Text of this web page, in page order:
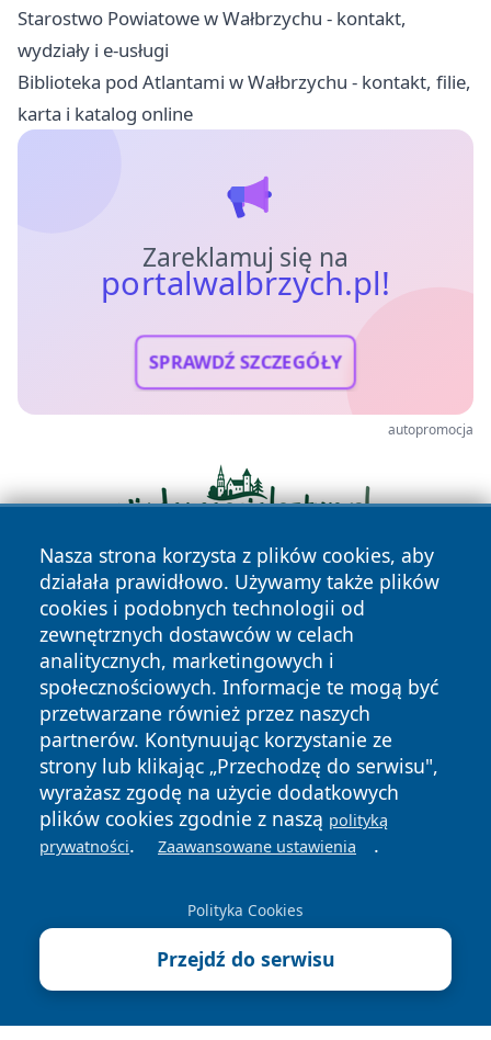
Starostwo Powiatowe w Wałbrzychu - kontakt,
wydziały i e-usługi
Biblioteka pod Atlantami w Wałbrzychu - kontakt, filie,
karta i katalog online
Zareklamuj się na
portalwalbrzych.pl!
SPRAWDŹ SZCZEGÓŁY
autopromocja
Nasza strona korzysta z plików cookies, aby
działała prawidłowo. Używamy także plików
cookies i podobnych technologii od
zewnętrznych dostawców w celach
analitycznych, marketingowych i
społecznościowych. Informacje te mogą być
przetwarzane również przez naszych
partnerów. Kontynuując korzystanie ze
strony lub klikając „Przechodzę do serwisu",
wyrażasz zgodę na użycie dodatkowych
plików cookies zgodnie z naszą polityką
prywatności. Zaawansowane ustawienia .
Polityka Cookies
Przejdź do serwisu
Copyright © 2026 portalwalbrzych.pl Wszystkie prawa
zastrzeżone.
News Autorzy
Polityka
Prywatności
Polityka
Cookies